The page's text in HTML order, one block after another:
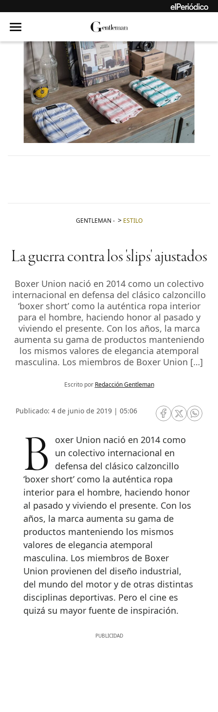
GENTLEMAN - ESTILO
La guerra contra los 'slips' ajustados
Boxer Union nació en 2014 como un colectivo
internacional en defensa del clásico calzoncillo
‘boxer short’ como la auténtica ropa interior
para el hombre, haciendo honor al pasado y
viviendo el presente. Con los años, la marca
aumenta su gama de productos manteniendo
los mismos valores de elegancia atemporal
masculina. Los miembros de Boxer Union […]
Escrito por Redacción Gentleman
Publicado: 4 de junio de 2019 | 05:06
RRSS Facebook
RRSSRRSS
Boxer Union nació en 2014 como
un colectivo internacional en
defensa del clásico calzoncillo
‘boxer short’ como la auténtica ropa
interior para el hombre, haciendo honor
al pasado y viviendo el presente. Con los
años, la marca aumenta su gama de
productos manteniendo los mismos
valores de elegancia atemporal
masculina. Los miembros de Boxer
Union provienen del diseño industrial,
del mundo del motor y de otras distintas
disciplinas deportivas. Pero el cine es
quizá su mayor fuente de inspiración.